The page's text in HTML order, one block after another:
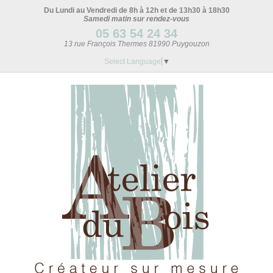
Du Lundi au Vendredi de 8h à 12h et de 13h30 à 18h30
Samedi matin sur rendez-vous
05 63 54 24 34
13 rue François Thermes 81990 Puygouzon
Select Language ▼